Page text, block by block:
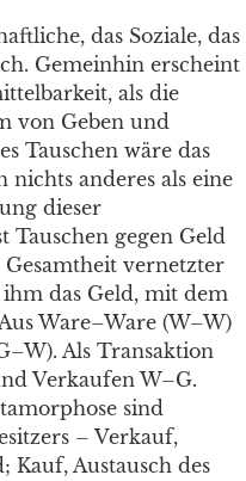
das Soziale, das
Gemeinhin erscheint
als die
von Geben und
Tauschen wäre das
nichts anderes als eine
dieser
gegen Geld
vernetzter
das Geld, mit dem
Ware–Ware (W–W)
Als Transaktion
Verkaufen W–G.
sind
– Verkauf,
Kauf, Austausch des